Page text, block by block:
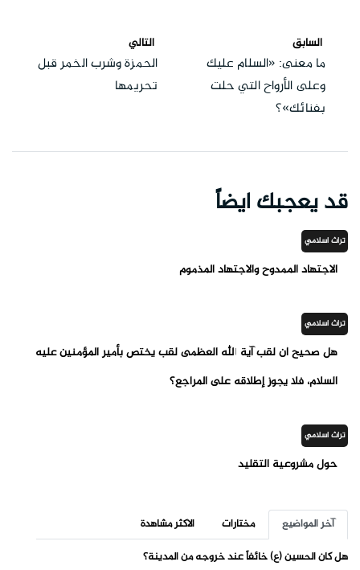
السابق
ما معنى: «السلام عليك
وعلى الأرواح التي حلت
بفنائك»؟
التالي
الحمزة وشرب الخمر قبل
تحريمها
قد يعجبك ايضاً
تراث اسلامي
الاجتهاد الممدوح والاجتهاد المذموم
تراث اسلامي
هل صحيح أن لقب آية الله العظمى لقب يختص بأمير المؤمنين عليه
السلام، فلا يجوز إطلاقه على المراجع؟
تراث اسلامي
حول مشروعية التقليد
آخر المواضيع مختارات
الاكثر مشاهدة
هل كان الحسين (ع) خائفاً عند خروجه من المدينة؟